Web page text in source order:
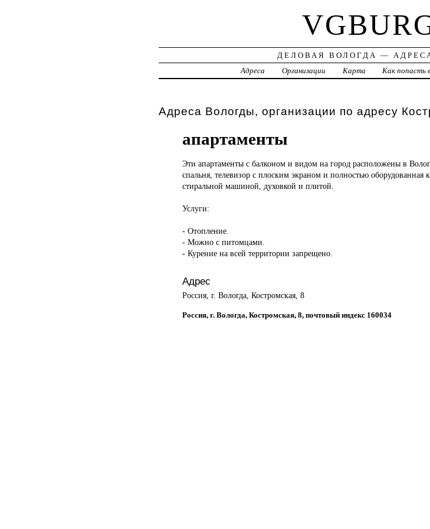
ДЕЛОВАЯ ВОЛОГДА —
Адреса
Организации Карта Как попасть
Адреса Вологды, организации по адресу
апартаменты
Эти апартаменты с балконом и видом на город расположены в
спальня, телевизор с плоским экраном и полностью
стиральной машиной, духовкой и плитой.
Услуги:
- Отопление.
- Можно с питомцами.
- Курение на всей территории запрещено.
Адрес
Россия, г. Вологда, Костромская, 8
Россия, г. Вологда, Костромская, 8, почтовый индекс 160034